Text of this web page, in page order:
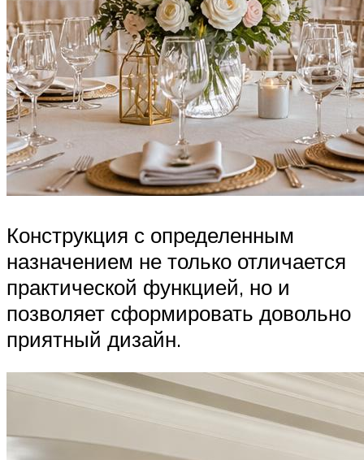
Конструкция с определенным
назначением не только отличается
практической функцией, но и
позволяет сформировать довольно
приятный дизайн.